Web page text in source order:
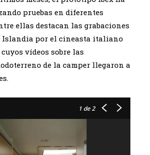
pruebas en diferentes
ellas destacan las grabaciones
Islandia por el cineasta italiano
vídeos sobre las
de la camper llegaron a
1 de 2